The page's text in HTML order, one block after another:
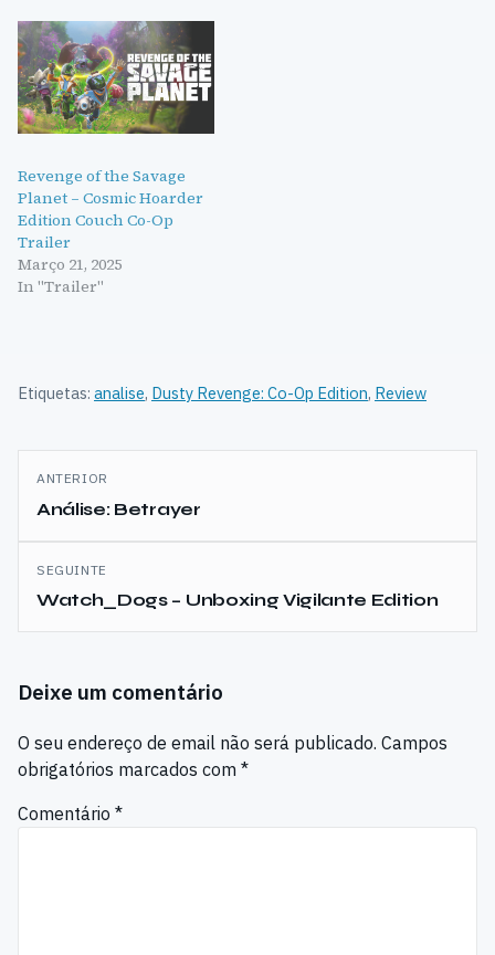
Revenge of the Savage
Planet – Cosmic Hoarder
Edition Couch Co-Op
Trailer
Março 21, 2025
In "Trailer"
Etiquetas: analise, Dusty Revenge: Co-Op Edition, Review
Navegação
de
artigos
ANTERIOR
Análise: Betrayer
SEGUINTE
Watch_Dogs – Unboxing Vigilante Edition
Deixe um comentário
O seu endereço de email não será publicado. Campos
obrigatórios marcados com *
Comentário *